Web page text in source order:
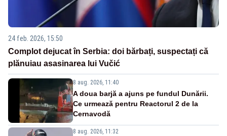
24 feb. 2026, 15:50
Complot dejucat în Serbia: doi bărbați, suspectați că
plănuiau asasinarea lui Vučić
8 aug. 2026, 11:40
A doua barjă a ajuns pe fundul Dunării.
Ce urmează pentru Reactorul 2 de la
Cernavodă
8 aug. 2026, 11:32